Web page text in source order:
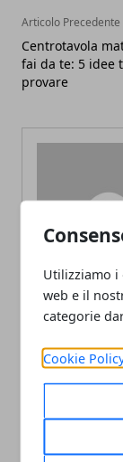
Utilizziamo
web e il
categorie
Cookie
Articolo Precedente
Centrotavola
fai da te: 5 idee
provare